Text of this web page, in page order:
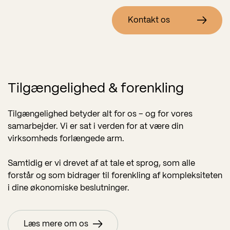
Kontakt os
Tilgængelighed & forenkling
Tilgængelighed betyder alt for os – og for vores
samarbejder. Vi er sat i verden for at være din
virksomheds forlængede arm.
Samtidig er vi drevet af at tale et sprog, som alle
forstår og som bidrager til forenkling af kompleksiteten
i dine økonomiske beslutninger.
Læs mere om os